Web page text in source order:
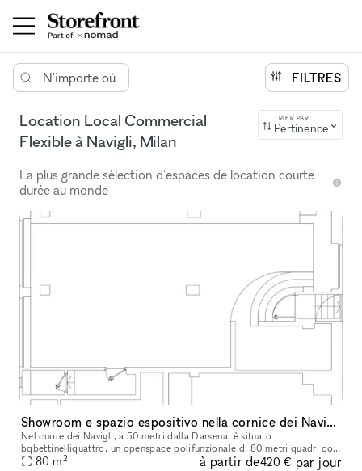
N'importe où FILTRES
Location Local Commercial
Flexible à Navigli, Milan
TRIER PAR
Pertinence
La plus grande sélection d'espaces de location courte
durée au monde
Showroom e spazio espositivo nella cornice dei Navigli di Milano
Nel cuore dei Navigli, a 50 metri dalla Darsena, è situato
bqbettinelliquattro, un openspace polifunzionale di 80 metri quadri con
accesso diretto su strada ideale ad uso showroom per piccoli o brevi
80 m2 à partir de420 € par jour